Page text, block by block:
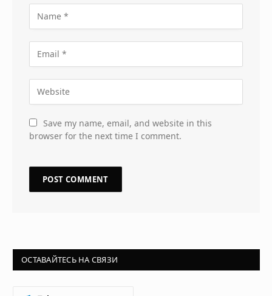
Save my name, email, and website in this
browser for the next time I comment.
ОСТАВАЙТЕСЬ НА СВЯЗИ